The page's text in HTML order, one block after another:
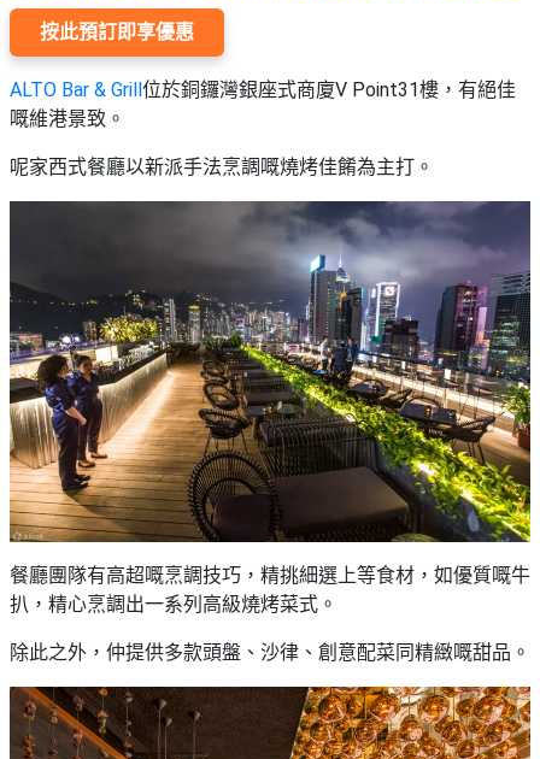
按此預訂即享優惠
ALTO Bar & Grill位於銅鑼灣銀座式商廈V Point31樓，有絕佳
嘅維港景致。
呢家西式餐廳以新派手法烹調嘅燒烤佳餚為主打。
餐廳團隊有高超嘅烹調技巧，精挑細選上等食材，如優質嘅牛
扒，精心烹調出一系列高級燒烤菜式。
除此之外，仲提供多款頭盤、沙律、創意配菜同精緻嘅甜品。